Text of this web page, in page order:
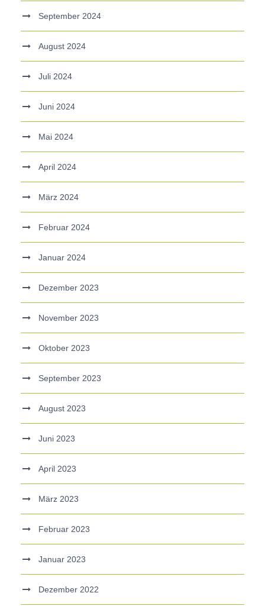
September 2024
August 2024
Juli 2024
Juni 2024
Mai 2024
April 2024
März 2024
Februar 2024
Januar 2024
Dezember 2023
November 2023
Oktober 2023
September 2023
August 2023
Juni 2023
April 2023
März 2023
Februar 2023
Januar 2023
Dezember 2022